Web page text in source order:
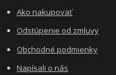
Ako nakupovať
Odstúpenie od zmluvy
Obchodné podmienky
Napísali o nás